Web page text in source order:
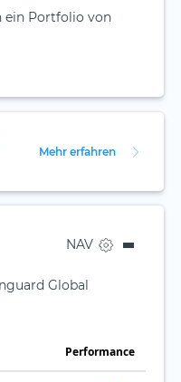
ein Portfolio von
Mehr erfahren
NAV
Global
Perfor­mance